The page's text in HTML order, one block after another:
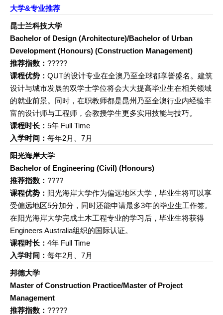
大学&专业推荐
昆士兰科技大学
Bachelor of Design (Architecture)/Bachelor of Urban
Development (Honours) (Construction Management)
推荐指数： ?????
课程优势： QUT的设计专业在全澳乃至全球都享誉盛名。建筑
设计与城市发展的双学士学位将会大大提高毕业生在相关领域
的就业前景。同时，在职教师都是昆州乃至全澳行业内经验丰
富的设计师与工程师，会教授学生更多实用技能与技巧。
课程时长： 5年 Full Time
入学时间： 每年2月、7月
阳光海岸大学
Bachelor of Engineering (Civil) (Honours)
推荐指数： ????
课程优势： 阳光海岸大学作为偏远地区大学，毕业生将可以享
受偏远地区5分加分，同时还能申请最多3年的毕业生工作签。
在阳光海岸大学完成土木工程专业的学习后，毕业生将获得
Engineers Australia组织的国际认证。
课程时长： 4年 Full Time
入学时间： 每年2月、7月
邦德大学
Master of Construction Practice/Master of Project
Management
推荐指数： ?????